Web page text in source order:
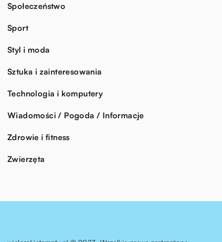
Społeczeństwo
Sport
Styl i moda
Sztuka i zainteresowania
Technologia i komputery
Wiadomości / Pogoda / Informacje
Zdrowie i fitness
Zwierzęta